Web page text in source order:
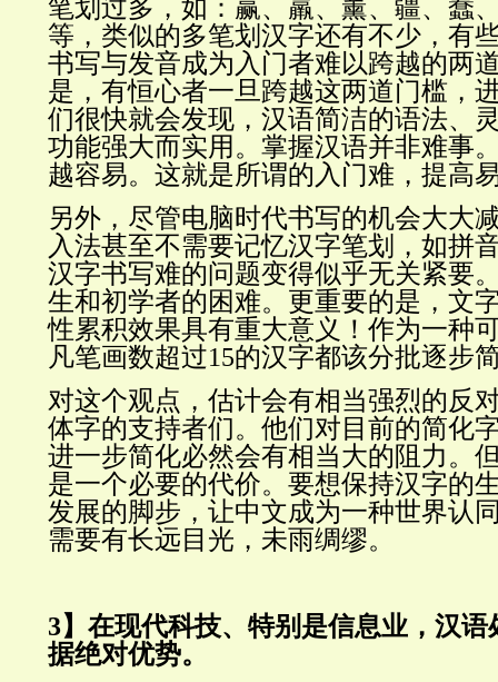
笔划过多，如：赢、羸、薰、疆、蠢
等，类似的多笔划汉字还有不少，有
书写与发音成为入门者难以跨越的两
是，有恒心者一旦跨越这两道门槛，
们很快就会发现，汉语简洁的语法、
功能强大而实用。掌握汉语并非难事
越容易。这就是所谓的入门难，提高
另外，尽管电脑时代书写的机会大大
入法甚至不需要记忆汉字笔划，如拼
汉字书写难的问题变得似乎无关紧要
生和初学者的困难。更重要的是，文
性累积效果具有重大意义！作为一种
凡笔画数超过15的汉字都该分批逐步
对这个观点，估计会有相当强烈的反
体字的支持者们。他们对目前的简化
进一步简化必然会有相当大的阻力。
是一个必要的代价。要想保持汉字的
发展的脚步，让中文成为一种世界认
需要有长远目光，未雨绸缪。
3】在现代科技、特别是信息业，汉
据绝对优势。